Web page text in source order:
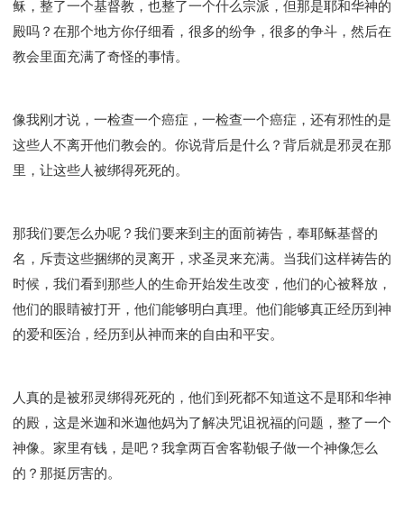
稣，整了一个基督教，也整了一个什么宗派，但那是耶和华神的
殿吗？在那个地方你仔细看，很多的纷争，很多的争斗，然后在
教会里面充满了奇怪的事情。
像我刚才说，一检查一个癌症，一检查一个癌症，还有邪性的是
这些人不离开他们教会的。你说背后是什么？背后就是邪灵在那
里，让这些人被绑得死死的。
那我们要怎么办呢？我们要来到主的面前祷告，奉耶稣基督的
名，斥责这些捆绑的灵离开，求圣灵来充满。当我们这样祷告的
时候，我们看到那些人的生命开始发生改变，他们的心被释放，
他们的眼睛被打开，他们能够明白真理。他们能够真正经历到神
的爱和医治，经历到从神而来的自由和平安。
人真的是被邪灵绑得死死的，他们到死都不知道这不是耶和华神
的殿，这是米迦和米迦他妈为了解决咒诅祝福的问题，整了一个
神像。家里有钱，是吧？我拿两百舍客勒银子做一个神像怎么
的？那挺厉害的。